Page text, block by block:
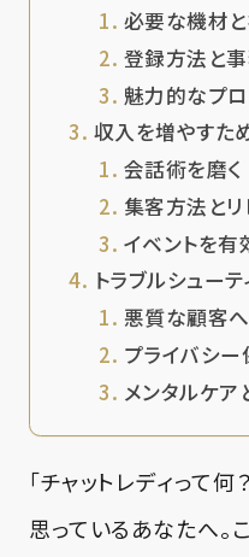
必要な機材
登録方法と
魅力的なプ
収入を増やすた
会話術を磨く
集客方法と
イベントを有
トラブルシュー
悪質な顧客
プライバシ
メンタルケア
「チャットレディって何
思っているあなたへ。